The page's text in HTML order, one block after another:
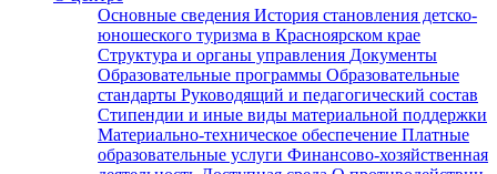
Основные сведения История становления детско-
юношеского туризма в Красноярском крае
Структура и органы управления Документы
Образовательные программы Образовательные
стандарты Руководящий и педагогический состав
Стипендии и иные виды материальной поддержки
Материально-техническое обеспечение Платные
образовательные услуги Финансово-хозяйственная